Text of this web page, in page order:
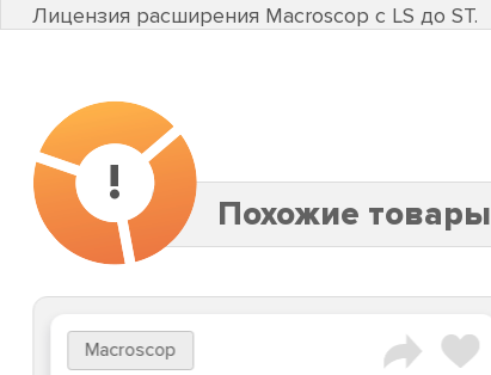
Лицензия расширения Macroscop с LS до ST.
!
Похожие товары
Macroscop